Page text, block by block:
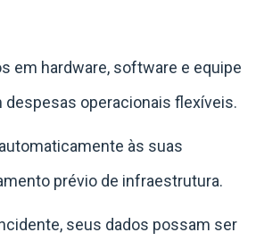
em hardware, software e equipe
operacionais flexíveis.
às suas
prévio de infraestrutura.
seus dados possam ser